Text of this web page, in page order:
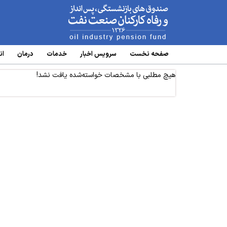
www.oipf.ir
صفحه نخست سرویس‌ اخبار خدمات درمان
هیچ مطلبی با مشخصات خواسته‌شده یافت نشد!